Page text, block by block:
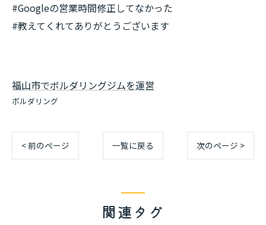
#Googleの営業時間修正してなかった
#教えてくれてありがとうございます
福山市でボルダリングジムを運営
ボルダリング
< 前のページ 一覧に戻る 次のページ >
関連タグ